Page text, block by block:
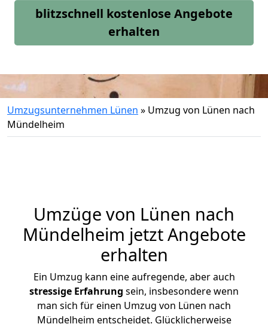
blitzschnell kostenlose Angebote
erhalten
Umzugsunternehmen Lünen » Umzug von Lünen nach
Mündelheim
Umzüge von Lünen nach
Mündelheim jetzt Angebote
erhalten
Ein Umzug kann eine aufregende, aber auch
stressige Erfahrung sein, insbesondere wenn
man sich für einen Umzug von Lünen nach
Mündelheim entscheidet. Glücklicherweise